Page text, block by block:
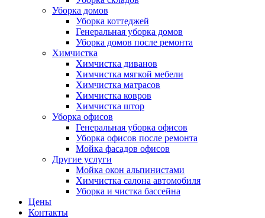
Уборка домов
Уборка коттеджей
Генеральная уборка домов
Уборка домов после ремонта
Химчистка
Химчистка диванов
Химчистка мягкой мебели
Химчистка матрасов
Химчистка ковров
Химчистка штор
Уборка офисов
Генеральная уборка офисов
Уборка офисов после ремонта
Мойка фасадов офисов
Другие услуги
Мойка окон альпинистами
Химчистка салона автомобиля
Уборка и чистка бассейна
Цены
Контакты